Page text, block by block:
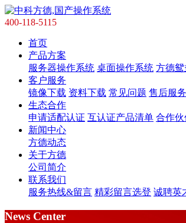
400-118-5115
首页
产品方案
服务器操作系统 桌面操作系统 方德鸳
客户服务
镜像下载 资料下载 常见问题 售后服务
生态合作
申请适配认证 互认证产品清单 合作伙
新闻中心
方德动态
关于方德
公司简介
联系我们
服务热线&留言 精彩留言选登 诚聘英
News Center